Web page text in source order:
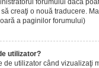
forumului dacă
creaţi o nouă traducere.
a paginilor forumului)
utilizator?
utilizator când vizualizaţi